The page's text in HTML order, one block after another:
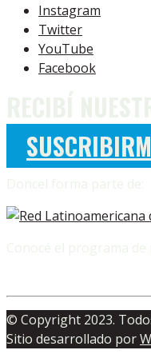
Instagram
Twitter
YouTube
Facebook
© Copyright 2023.
Sitio desarrollado por